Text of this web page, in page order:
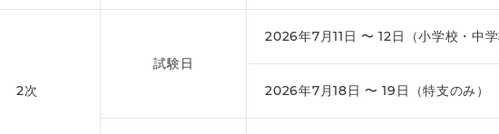
2次
試験日
2026年7月11日 〜 12日（小学校・中
2026年7月18日 〜 19日（特支のみ）